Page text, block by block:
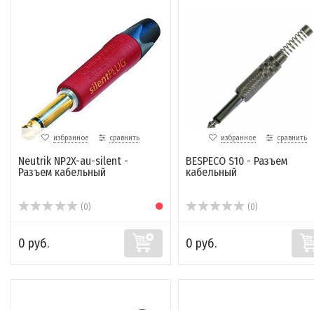
избранное сравнить
Neutrik NP2X-au-silent -
Разъем кабельный
(0)
0 руб.
избранное сравнить
BESPECO S10 - Разъем
кабельный
(0)
0 руб.